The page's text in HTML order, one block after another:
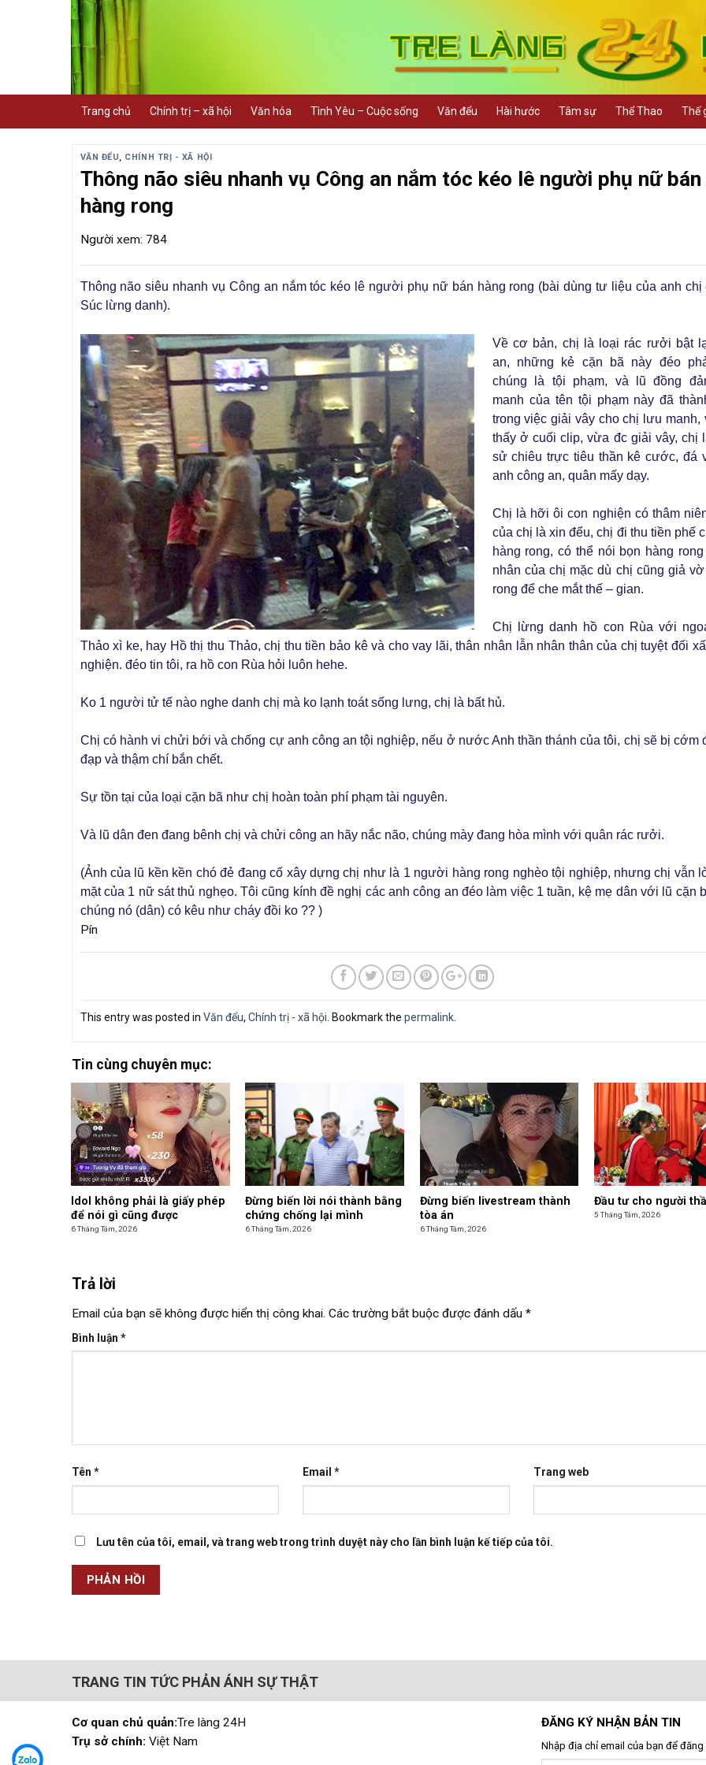
Trang chủ Chính trị – xã hội Văn hóa Tình Yêu – Cuộc sống Văn đểu Hài hước Tâm sự Thể Thao Thế
VĂN ĐỂU, CHÍNH TRỊ - XÃ HỘI
Thông não siêu nhanh vụ Công an nắm tóc kéo lê người phụ nữ bán
hàng rong
Người xem: 784
Thông não siêu nhanh vụ Công an nắm tóc kéo lê người phụ nữ bán hàng rong (bài dùng tư liệu của anh chị
Súc lừng danh).
Về cơ bản, chị là loại rác rưởi bật
an, những kẻ cặn bã này đéo
chúng là tội phạm, và lũ đồng
manh của tên tội phạm này đã
trong việc giải vây cho chị lưu manh,
thấy ở cuối clip, vừa đc giải vây, chị
sử chiêu trực tiêu thần kê cước, đá
anh công an, quân mấy dạy.
Chị là hỡi ôi con nghiện có thâm
của chị là xin đểu, chị đi thu tiền phế
hàng rong, có thể nói bọn hàng
nhân của chị mặc dù chị cũng giả
rong để che mắt thế – gian.
Chị lừng danh hồ con Rùa với
Thảo xì ke, hay Hồ thị thu Thảo, chị thu tiền bảo kê và cho vay lãi, thân nhân lẫn nhân thân của chị tuyệt đối
nghiện. đéo tin tôi, ra hồ con Rùa hỏi luôn hehe.
Ko 1 người tử tế nào nghe danh chị mà ko lạnh toát sống lưng, chị là bất hủ.
Chị có hành vi chửi bới và chống cự anh công an tội nghiệp, nếu ở nước Anh thần thánh của tôi, chị sẽ bị cớm
đạp và thậm chí bắn chết.
Sự tồn tại của loại cặn bã như chị hoàn toàn phí phạm tài nguyên.
Và lũ dân đen đang bênh chị và chửi công an hãy nắc não, chúng mày đang hòa mình với quân rác rưởi.
(Ảnh của lũ kền kền chó đẻ đang cố xây dựng chị như là 1 người hàng rong nghèo tội nghiệp, nhưng chị vẫn
mặt của 1 nữ sát thủ nghẹo. Tôi cũng kính đề nghị các anh công an đéo làm việc 1 tuần, kệ mẹ dân với lũ cặn
chúng nó (dân) có kêu như cháy đồi ko ?? )
Pín
This entry was posted in Văn đểu, Chính trị - xã hội . Bookmark the permalink.
Tin cùng chuyên mục:
Idol không phải là giấy phép
để nói gì cũng được
6 Tháng Tám, 2026
Đừng biến lời nói thành bằng
chứng chống lại mình
6 Tháng Tám, 2026
Đừng biến livestream thành
tòa án
6 Tháng Tám, 2026
Đầu tư cho người
5 Tháng Tám, 2026
Trả lời
Email của bạn sẽ không được hiển thị công khai. Các trường bắt buộc được đánh dấu *
Bình luận *
Tên * Email * Trang web
Lưu tên của tôi, email, và trang web trong trình duyệt này cho lần bình luận kế tiếp của tôi.
TRANG TIN TỨC PHẢN ÁNH SỰ THẬT
Cơ quan chủ quản:Tre làng 24H
Trụ sở chính: Việt Nam
ĐĂNG KÝ NHẬN BẢN TIN
Nhập địa chỉ email của bạn để